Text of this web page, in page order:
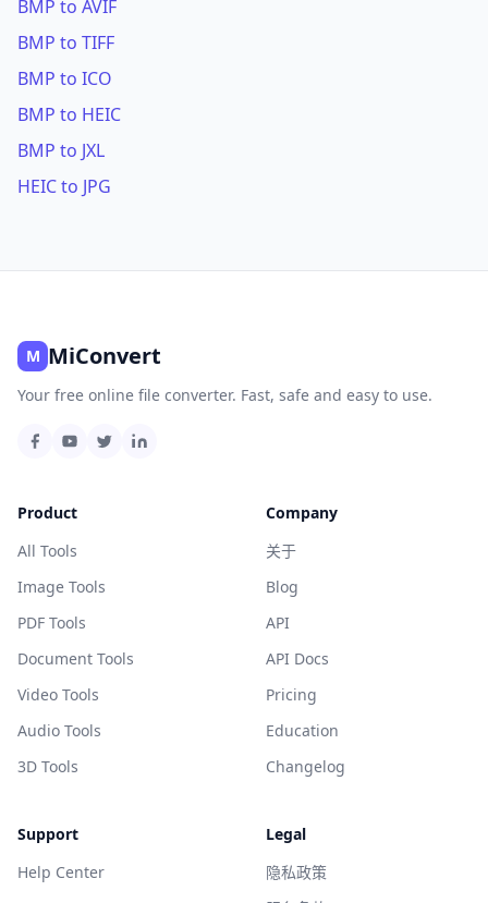
BMP to AVIF
BMP to TIFF
BMP to ICO
BMP to HEIC
BMP to JXL
HEIC to JPG
M MiConvert
Your free online file converter. Fast, safe and easy to use.
Product
All Tools
Image Tools
PDF Tools
Document Tools
Video Tools
Audio Tools
3D Tools
Company
关于
Blog
API
API Docs
Pricing
Education
Changelog
Support
Help Center
Legal
隐私政策